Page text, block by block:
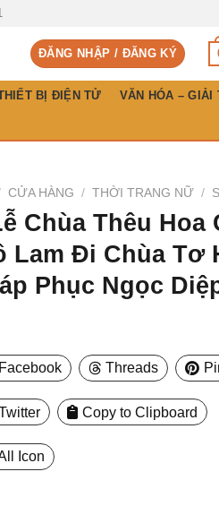
ĐĂNG NHẬP / ĐĂNG KÝ
BỊ ĐIỆN TỬ VĂN HÓA – GIẢI
CỬA HÀNG / THỜI TRANG NỮ /
Chùa Thêu Hoa
Lam Đi Chùa Tơ
Phục Ngọc
Facebook Threads
Copy to Clipboard
Icon